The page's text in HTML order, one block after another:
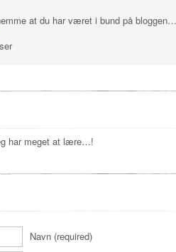
at du har været i bund på
har meget at lære…!
Navn (required)